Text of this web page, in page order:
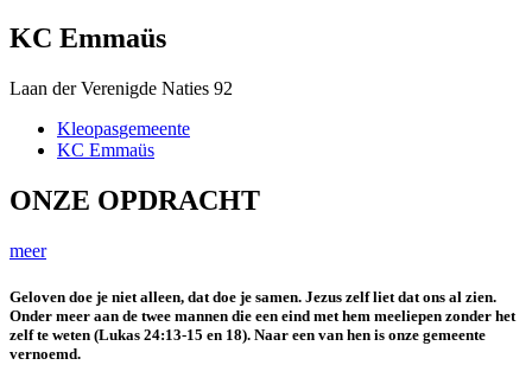
KC Emmaüs
Laan der Verenigde Naties 92
Kleopasgemeente
KC Emmaüs
ONZE OPDRACHT
meer
Geloven doe je niet alleen, dat doe je samen. Jezus zelf liet dat ons al zien.
Onder meer aan de twee mannen die een eind met hem meeliepen zonder het
zelf te weten (Lukas 24:13-15 en 18). Naar een van hen is onze gemeente
vernoemd.